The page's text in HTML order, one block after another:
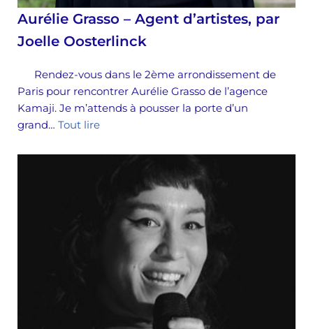
Aurélie Grasso – Agent d’artistes, par
Joelle Oosterlinck
Rendez-vous dans le 2ème arrondissement de
Paris pour rencontrer Aurélie Grasso de l’agence
Kamaji. Je m’attends à pousser la porte d’un
grand… Tout lire